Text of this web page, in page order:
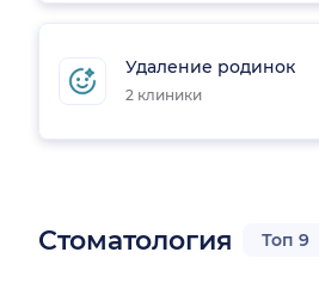
Удаление родинок
2 клиники
Стоматология Топ 9